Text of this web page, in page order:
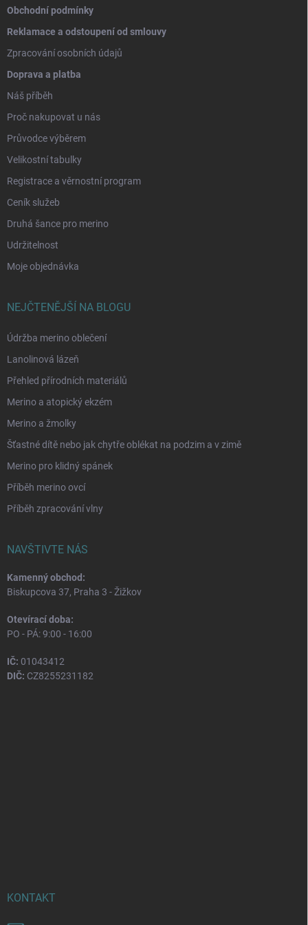
Obchodní podmínky
Reklamace a odstoupení od smlouvy
Zpracování osobních údajů
Doprava a platba
Náš příběh
Proč nakupovat u nás
Průvodce výběrem
Velikostní tabulky
Registrace a věrnostní program
Ceník služeb
Druhá šance pro merino
Udržitelnost
Moje objednávka
NEJČTENĚJŠÍ NA BLOGU
Údržba merino oblečení
Lanolinová lázeň
Přehled přírodních materiálů
Merino a atopický ekzém
Merino a žmolky
Šťastné dítě nebo jak chytře oblékat na podzim a v zimě
Merino pro klidný spánek
Příběh merino ovcí
Příběh zpracování vlny
NAVŠTIVTE NÁS
Kamenný obchod:
Biskupcova 37, Praha 3 - Žižkov
Otevírací doba:
PO - PÁ: 9:00 - 16:00
IČ: 01043412
DIČ: CZ8255231182
KONTAKT